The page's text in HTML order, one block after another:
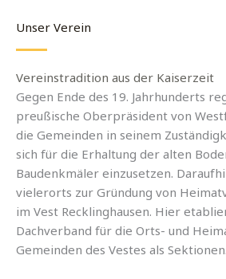
Unser Verein
Vereinstradition aus der Kaiserzeit
Gegen Ende des 19. Jahrhunderts
preußische Oberpräsident von
die Gemeinden in seinem
sich für die Erhaltung der alten
Baudenkmäler einzusetzen.
vielerorts zur Gründung von
im Vest Recklinghausen. Hier
Dachverband für die Orts- und
Gemeinden des Vestes als Sektionen.